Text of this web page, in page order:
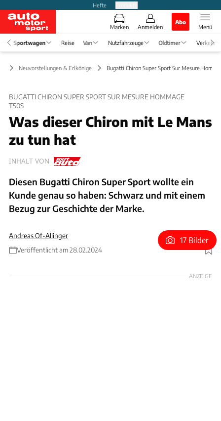
Hefte
Marken Anmelden
Abo
Menü
Sportwagen Reise Van Nutzfahrzeuge Oldtimer Verkehr
Neuvorstellungen & Erlkönige Bugatti Chiron Super Sport Sur Mesure
BUGATTI CHIRON SUPER SPORT SUR MESURE HOMMAGE
T50S
Was dieser Chiron mit Le Mans
zu tun hat
INHALT VON
Diesen Bugatti Chiron Super Sport wollte ein
Kunde genau so haben: Schwarz und mit einem
Bezug zur Geschichte der Marke.
Andreas Of-Allinger
Veröffentlicht am 28.02.2024
Foto: Bugatti
17 Bilder
ANZEIGE